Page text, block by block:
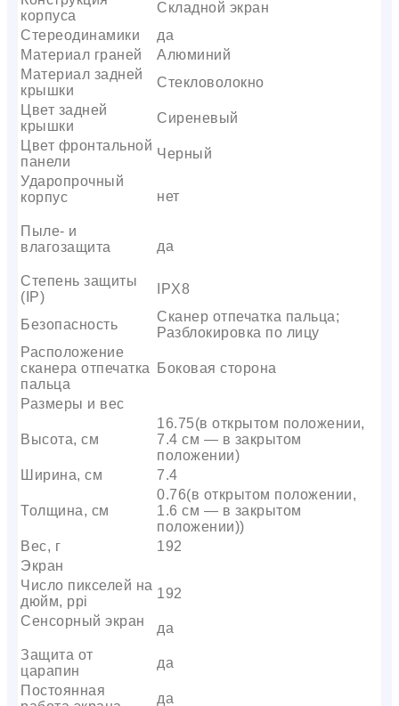
корпуса
Складной экран
Стереодинамики
да
Материал граней
Алюминий
Материал задней
крышки
Стекловолокно
Цвет задней
крышки
Сиреневый
Цвет фронтальной
панели
Черный
Ударопрочный
корпус
нет
Пыле- и
влагозащита
да
Степень защиты
(IP)
IPX8
Безопасность
Сканер отпечатка пальца;
Разблокировка по лицу
Расположение
сканера отпечатка
пальца
Боковая сторона
Размеры и вес
Высота, см
16.75(в открытом положении,
7.4 см — в закрытом
положении)
Ширина, см
7.4
Толщина, см
0.76(в открытом положении,
1.6 см — в закрытом
положении))
Вес, г
192
Экран
Число пикселей на
дюйм, ppi
192
Сенсорный экран
да
Защита от
царапин
да
Постоянная
да